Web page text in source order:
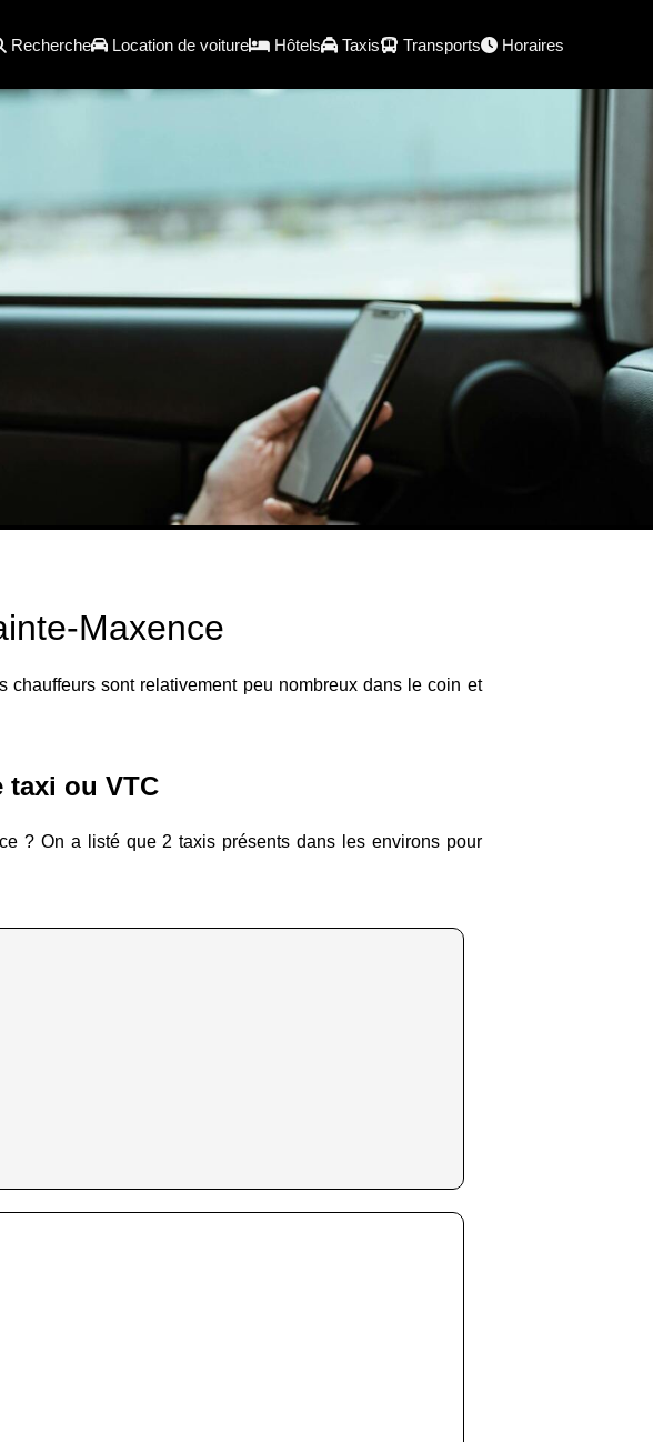
Recherche Location de voiture Hôtels Taxis Transports Horaires
Maxence
sont relativement peu nombreux dans le coin et
taxi ou VTC
? On a listé que 2 taxis présents dans les environs pour